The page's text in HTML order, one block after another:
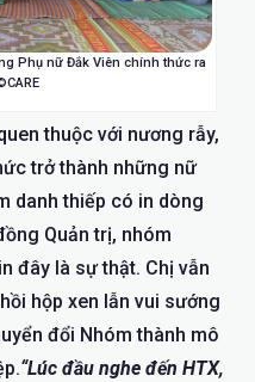
Phụ nữ Đắk Viên chính thức ra
thuộc với nương rẫy,
trở thành những nữ
danh thiếp có in dòng
Quản trị, nhóm
đây là sự thật. Chị vẫn
hộp xen lẫn vui sướng
đổi Nhóm thành mô
“Lúc đầu nghe đến HTX,